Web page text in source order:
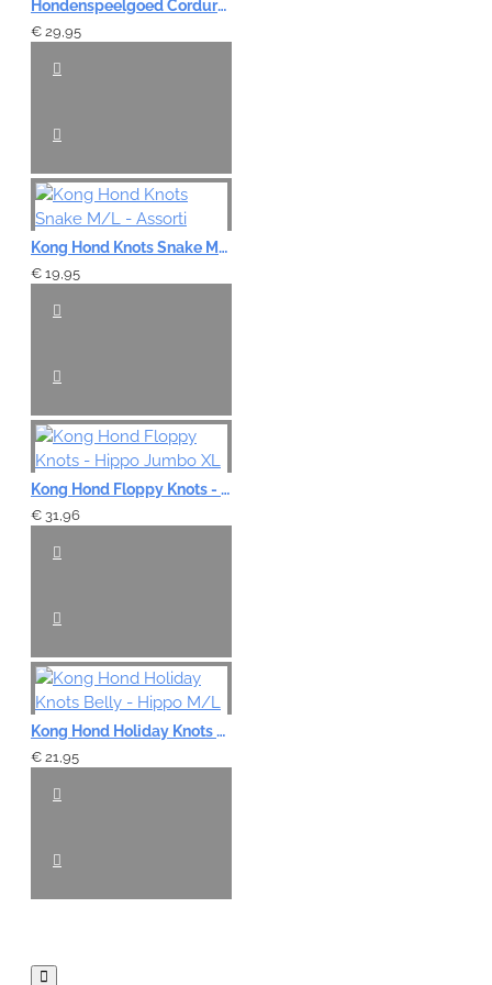
Hondenspeelgoed Corduroy - Gijs de Gans 90cm
€ 29,95
Kong Hond Knots Snake M/L - Assorti
€ 19,95
Kong Hond Floppy Knots - Hippo Jumbo XL
€ 31,96
Kong Hond Holiday Knots Belly - Hippo M/L
€ 21,95